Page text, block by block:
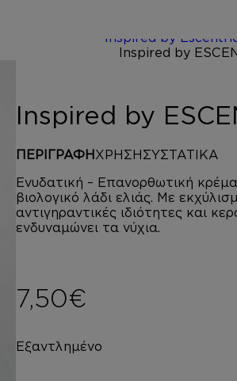
Inspired by
Inspired by
ΠΕΡΙΓΡΑΦΗ ΧΡΗΣΗ ΣΥΣΤΑΤΙΚΑ
Ενυδατική – Επανορθωτική
βιολογικό λάδι ελιάς. Με
αντιγηραντικές ιδιότητες και
ενδυναμώνει τα νύχια.
7,50€
Εξαντλημένο